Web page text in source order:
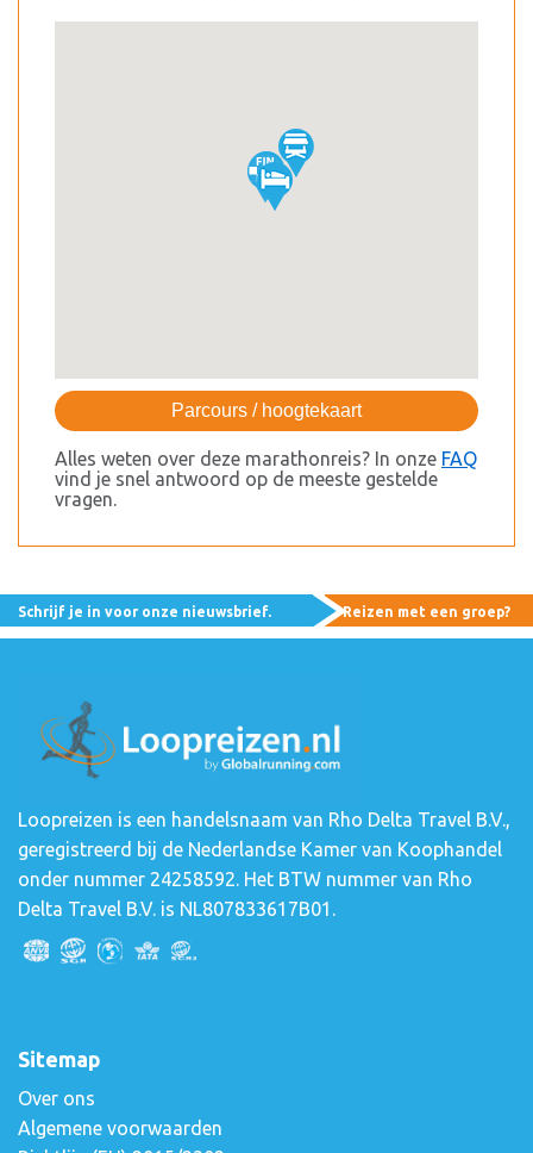
Parcours / hoogtekaart
Alles weten over deze marathonreis? In onze FAQ
vind je snel antwoord op de meeste gestelde
vragen.
Schrijf je in voor onze nieuwsbrief. Reizen met een groep?
Loopreizen is een handelsnaam van Rho Delta Travel B.V.,
geregistreerd bij de Nederlandse Kamer van Koophandel
onder nummer 24258592. Het BTW nummer van Rho
Delta Travel B.V. is NL807833617B01.
Sitemap
Over ons
Algemene voorwaarden